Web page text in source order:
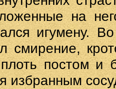
на
игумену.
смирение,
постом и
избранным